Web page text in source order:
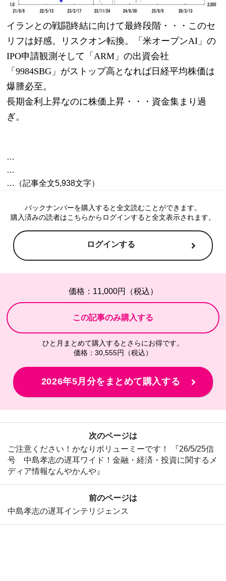
イランとの戦闘終結に向けて最終段階・・・このセ
リフは好感。リスクオン転換。「米オープンAI」の
IPO申請観測そして「ARM」の出資会社
「9984SBG」がストップ高となれば日経平均株価は
爆謄必至。
長期金利上昇なのに株価上昇・・・資金集まり過
ぎ。
…
…
バックナンバーを購入すると全文読むことができます。
購入済みの読者はこちらからログインすると全文表示されます。
ログインする
価格：11,000円（税込）
ひと月まとめて購入するとさらにお得です。
価格：30,555円（税込）
2026年5月分をまとめて購入する
前のページは
中島孝志の遅耳インテリジェンス
次のページは
ご注意ください！かなりボリューミーです！ 『26/5/25信
号 中島孝志の遅耳ワイド！金融・経済・投資に関するメ
ディア情報なんやかんや』